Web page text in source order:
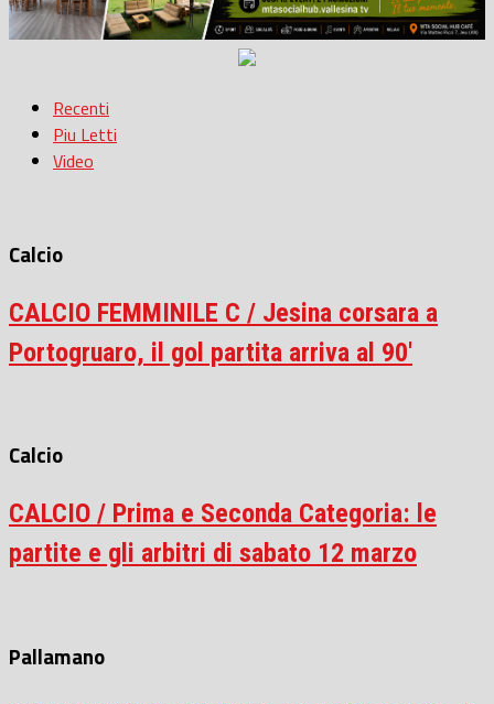
Recenti
Piu Letti
Video
Calcio
CALCIO FEMMINILE C / Jesina corsara a
Portogruaro, il gol partita arriva al 90′
Calcio
CALCIO / Prima e Seconda Categoria: le
partite e gli arbitri di sabato 12 marzo
Pallamano